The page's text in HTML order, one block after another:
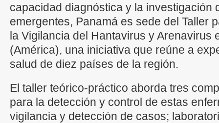
capacidad diagnóstica y la investigación
emergentes, Panamá es sede del Taller
la Vigilancia del Hantavirus y Arenavirus
(América), una iniciativa que reúne a
salud de diez países de la región.
El taller teórico-práctico aborda tres
para la detección y control de estas
vigilancia y detección de casos;